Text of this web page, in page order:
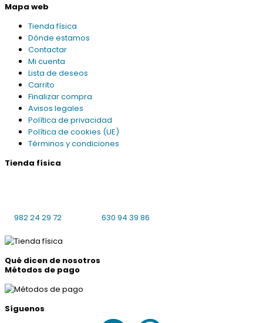
de
producto
Mapa web
Tienda física
Dónde estamos
Contactar
Mi cuenta
Lista de deseos
Carrito
Finalizar compra
Avisos legales
Política de privacidad
Política de cookies (UE)
Términos y condiciones
Tienda física
982 24 29 72
630 94 39 86
Qué dicen de nosotros
Métodos de pago
Síguenos